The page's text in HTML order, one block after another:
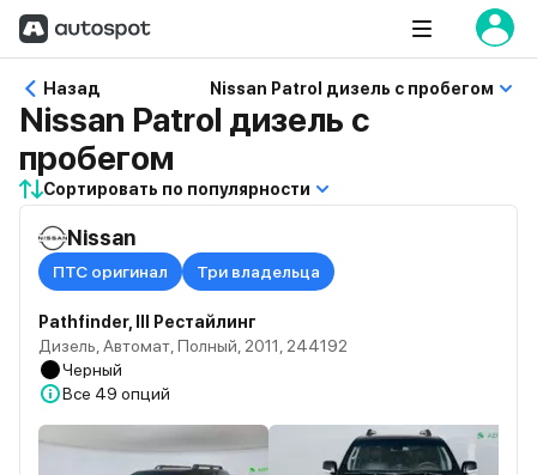
Назад Nissan Patrol дизель с пробегом
Nissan Patrol дизель с
пробегом
Сортировать по популярности
Nissan
ПТС оригинал Три владельца
Pathfinder, III Рестайлинг
Дизель, Автомат, Полный, 2011, 244192
Черный
Все 49 опций